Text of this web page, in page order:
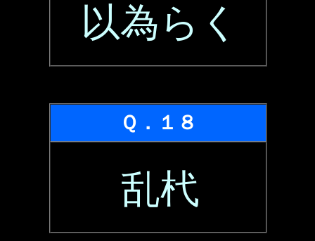
以為らく
Ｑ．１８
乱杙